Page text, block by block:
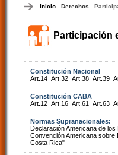
Inicio- Derechos -
Participación
Constitución Nacional
Art.14 Art.32 Art.38 Art.39
Constitución CABA
Art.12 Art.16 Art.61 Art.63
Normas Supranacionales:
Declaración Americana de
Convención Americana
Costa Rica"